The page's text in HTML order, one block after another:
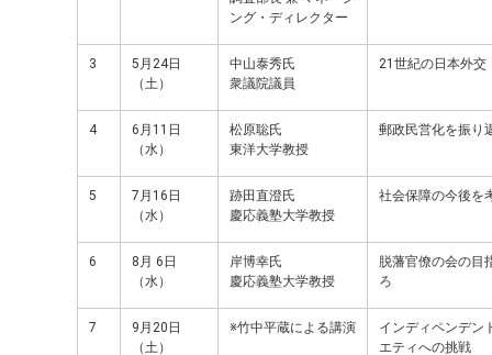
ング・ディレクター
3
5月24日
（土）
中山泰秀氏
衆議院議員
21世紀の日本外交
4
6月11日
（水）
松原聡氏
東洋大学教授
郵政民営化を振り
5
7月16日
（水）
跡田直澄氏
慶応義塾大学教授
社会保障の今後を
6
8月 6日
（水）
岸博幸氏
慶応義塾大学教授
脱藩官僚の会の目
ろ
7
9月20日
（土）
※竹中平蔵による講演
インディペンデン
エティへの挑戦